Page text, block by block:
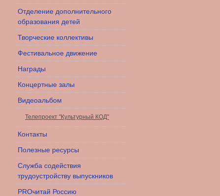
Отделение дополнительного
образования детей
Творческие коллективы
Фестивальное движение
Награды
Концертные залы
Видеоальбом
Телепроект "Культурный КОД"
Контакты
Полезные ресурсы
Служба содействия
трудоустройству выпускников
PROчитай Россию